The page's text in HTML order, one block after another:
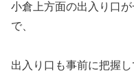
小倉上方面の出入り口
で、
出入り口も事前に把握し